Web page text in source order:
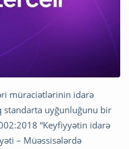
müraciətlərinin idarə
standarta uyğunluğunu bir
“Keyfiyyətin idarə
– Müəssisələrdə